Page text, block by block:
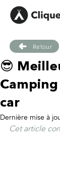
Retour
😎
car
Dernière mise à
Cet article